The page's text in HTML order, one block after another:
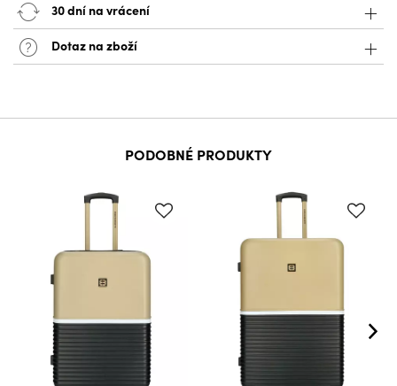
30 dní na vrácení
Dotaz na zboží
PODOBNÉ PRODUKTY